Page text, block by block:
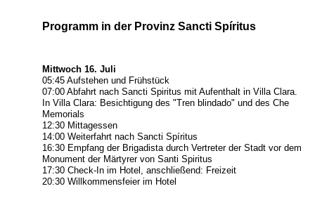
Programm in der Provinz Sancti Spíritus
Mittwoch 16. Juli
05:45 Aufstehen und Frühstück
07:00 Abfahrt nach Sancti Spiritus mit Aufenthalt in Villa Clara.
In Villa Clara: Besichtigung des "Tren blindado" und des Che
Memorials
12:30 Mittagessen
14:00 Weiterfahrt nach Sancti Spíritus
16:30 Empfang der Brigadista durch Vertreter der Stadt vor dem
Monument der Märtyrer von Santi Spiritus
17:30 Check-In im Hotel, anschließend: Freizeit
20:30 Willkommensfeier im Hotel